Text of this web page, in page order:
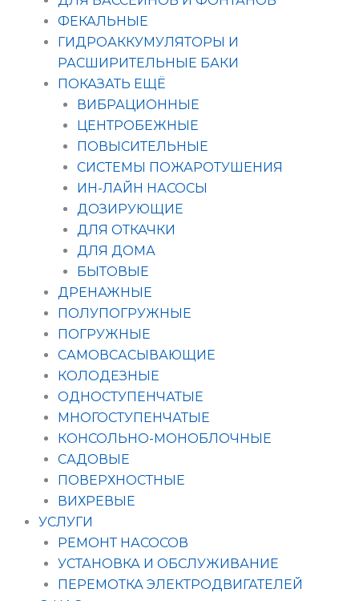
ФЕКАЛЬНЫЕ
ГИДРОАККУМУЛЯТОРЫ И
РАСШИРИТЕЛЬНЫЕ БАКИ
ПОКАЗАТЬ ЕЩЁ
ВИБРАЦИОННЫЕ
ЦЕНТРОБЕЖНЫЕ
ПОВЫСИТЕЛЬНЫЕ
СИСТЕМЫ ПОЖАРОТУШЕНИЯ
ИН-ЛАЙН НАСОСЫ
ДОЗИРУЮЩИЕ
ДЛЯ ОТКАЧКИ
ДЛЯ ДОМА
БЫТОВЫЕ
ДРЕНАЖНЫЕ
ПОЛУПОГРУЖНЫЕ
ПОГРУЖНЫЕ
САМОВСАСЫВАЮЩИЕ
КОЛОДЕЗНЫЕ
ОДНОСТУПЕНЧАТЫЕ
МНОГОСТУПЕНЧАТЫЕ
КОНСОЛЬНО-МОНОБЛОЧНЫЕ
САДОВЫЕ
ПОВЕРХНОСТНЫЕ
ВИХРЕВЫЕ
УСЛУГИ
РЕМОНТ НАСОСОВ
УСТАНОВКА И ОБСЛУЖИВАНИЕ
ПЕРЕМОТКА ЭЛЕКТРОДВИГАТЕЛЕЙ